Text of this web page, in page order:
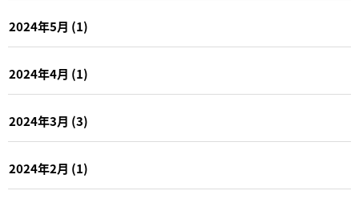
2024年5月 (1)
2024年4月 (1)
2024年3月 (3)
2024年2月 (1)